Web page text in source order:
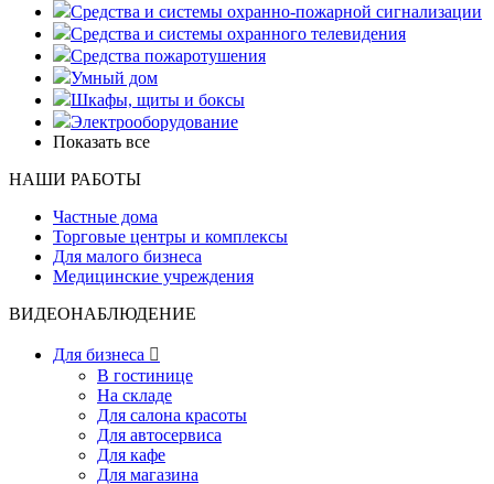
Средства и системы охранно-пожарной сигнализации
Средства и системы охранного телевидения
Средства пожаротушения
Умный дом
Шкафы, щиты и боксы
Электрооборудование
Показать все
НАШИ РАБОТЫ
Частные дома
Торговые центры и комплексы
Для малого бизнеса
Медицинские учреждения
ВИДЕОНАБЛЮДЕНИЕ
Для бизнеса 
В гостинице
На складе
Для салона красоты
Для автосервиса
Для кафе
Для магазина